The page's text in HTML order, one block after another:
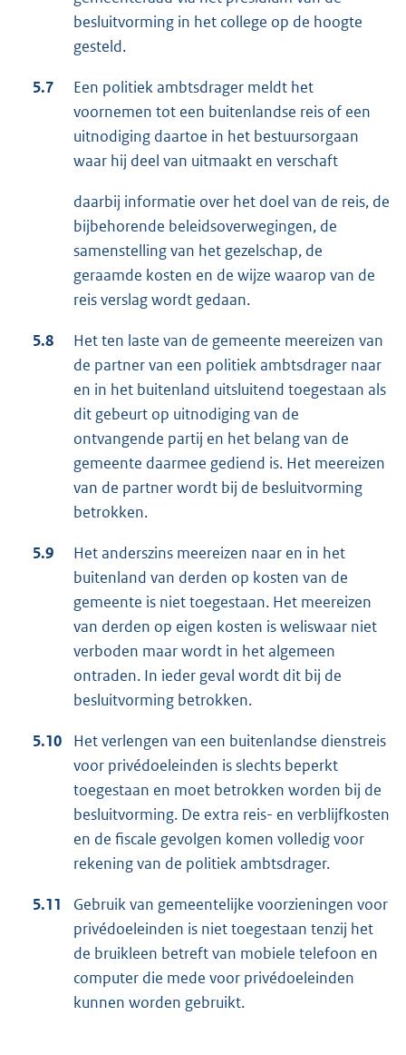
besluitvorming in het college op de hoogte
gesteld.
5.7
Een politiek ambtsdrager meldt het
voornemen tot een buitenlandse reis of een
uitnodiging daartoe in het bestuursorgaan
waar hij deel van uitmaakt en verschaft
daarbij informatie over het doel van de reis, de
bijbehorende beleidsoverwegingen, de
samenstelling van het gezelschap, de
geraamde kosten en de wijze waarop van de
reis verslag wordt gedaan.
5.8
Het ten laste van de gemeente meereizen van
de partner van een politiek ambtsdrager naar
en in het buitenland uitsluitend toegestaan als
dit gebeurt op uitnodiging van de
ontvangende partij en het belang van de
gemeente daarmee gediend is. Het meereizen
van de partner wordt bij de besluitvorming
betrokken.
5.9
Het anderszins meereizen naar en in het
buitenland van derden op kosten van de
gemeente is niet toegestaan. Het meereizen
van derden op eigen kosten is weliswaar niet
verboden maar wordt in het algemeen
ontraden. In ieder geval wordt dit bij de
besluitvorming betrokken.
5.10
Het verlengen van een buitenlandse dienstreis
voor privédoeleinden is slechts beperkt
toegestaan en moet betrokken worden bij de
besluitvorming. De extra reis- en verblijfkosten
en de fiscale gevolgen komen volledig voor
rekening van de politiek ambtsdrager.
5.11
Gebruik van gemeentelijke voorzieningen voor
privédoeleinden is niet toegestaan tenzij het
de bruikleen betreft van mobiele telefoon en
computer die mede voor privédoeleinden
kunnen worden gebruikt.